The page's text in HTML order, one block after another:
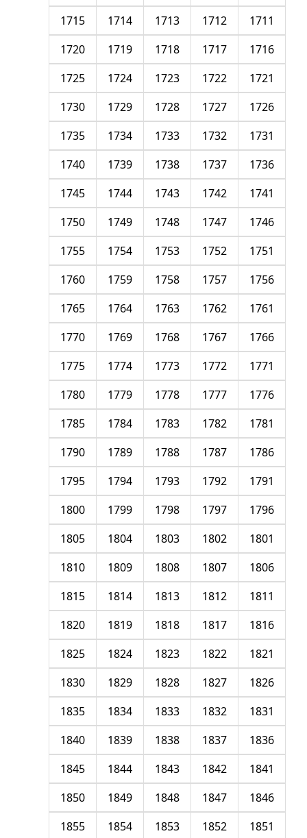
1711
1712
1713
1714
1715
1716
1717
1718
1719
1720
1721
1722
1723
1724
1725
1726
1727
1728
1729
1730
1731
1732
1733
1734
1735
1736
1737
1738
1739
1740
1741
1742
1743
1744
1745
1746
1747
1748
1749
1750
1751
1752
1753
1754
1755
1756
1757
1758
1759
1760
1761
1762
1763
1764
1765
1766
1767
1768
1769
1770
1771
1772
1773
1774
1775
1776
1777
1778
1779
1780
1781
1782
1783
1784
1785
1786
1787
1788
1789
1790
1791
1792
1793
1794
1795
1796
1797
1798
1799
1800
1801
1802
1803
1804
1805
1806
1807
1808
1809
1810
1811
1812
1813
1814
1815
1816
1817
1818
1819
1820
1821
1822
1823
1824
1825
1826
1827
1828
1829
1830
1831
1832
1833
1834
1835
1836
1837
1838
1839
1840
1841
1842
1843
1844
1845
1846
1847
1848
1849
1850
1851
1852
1853
1854
1855